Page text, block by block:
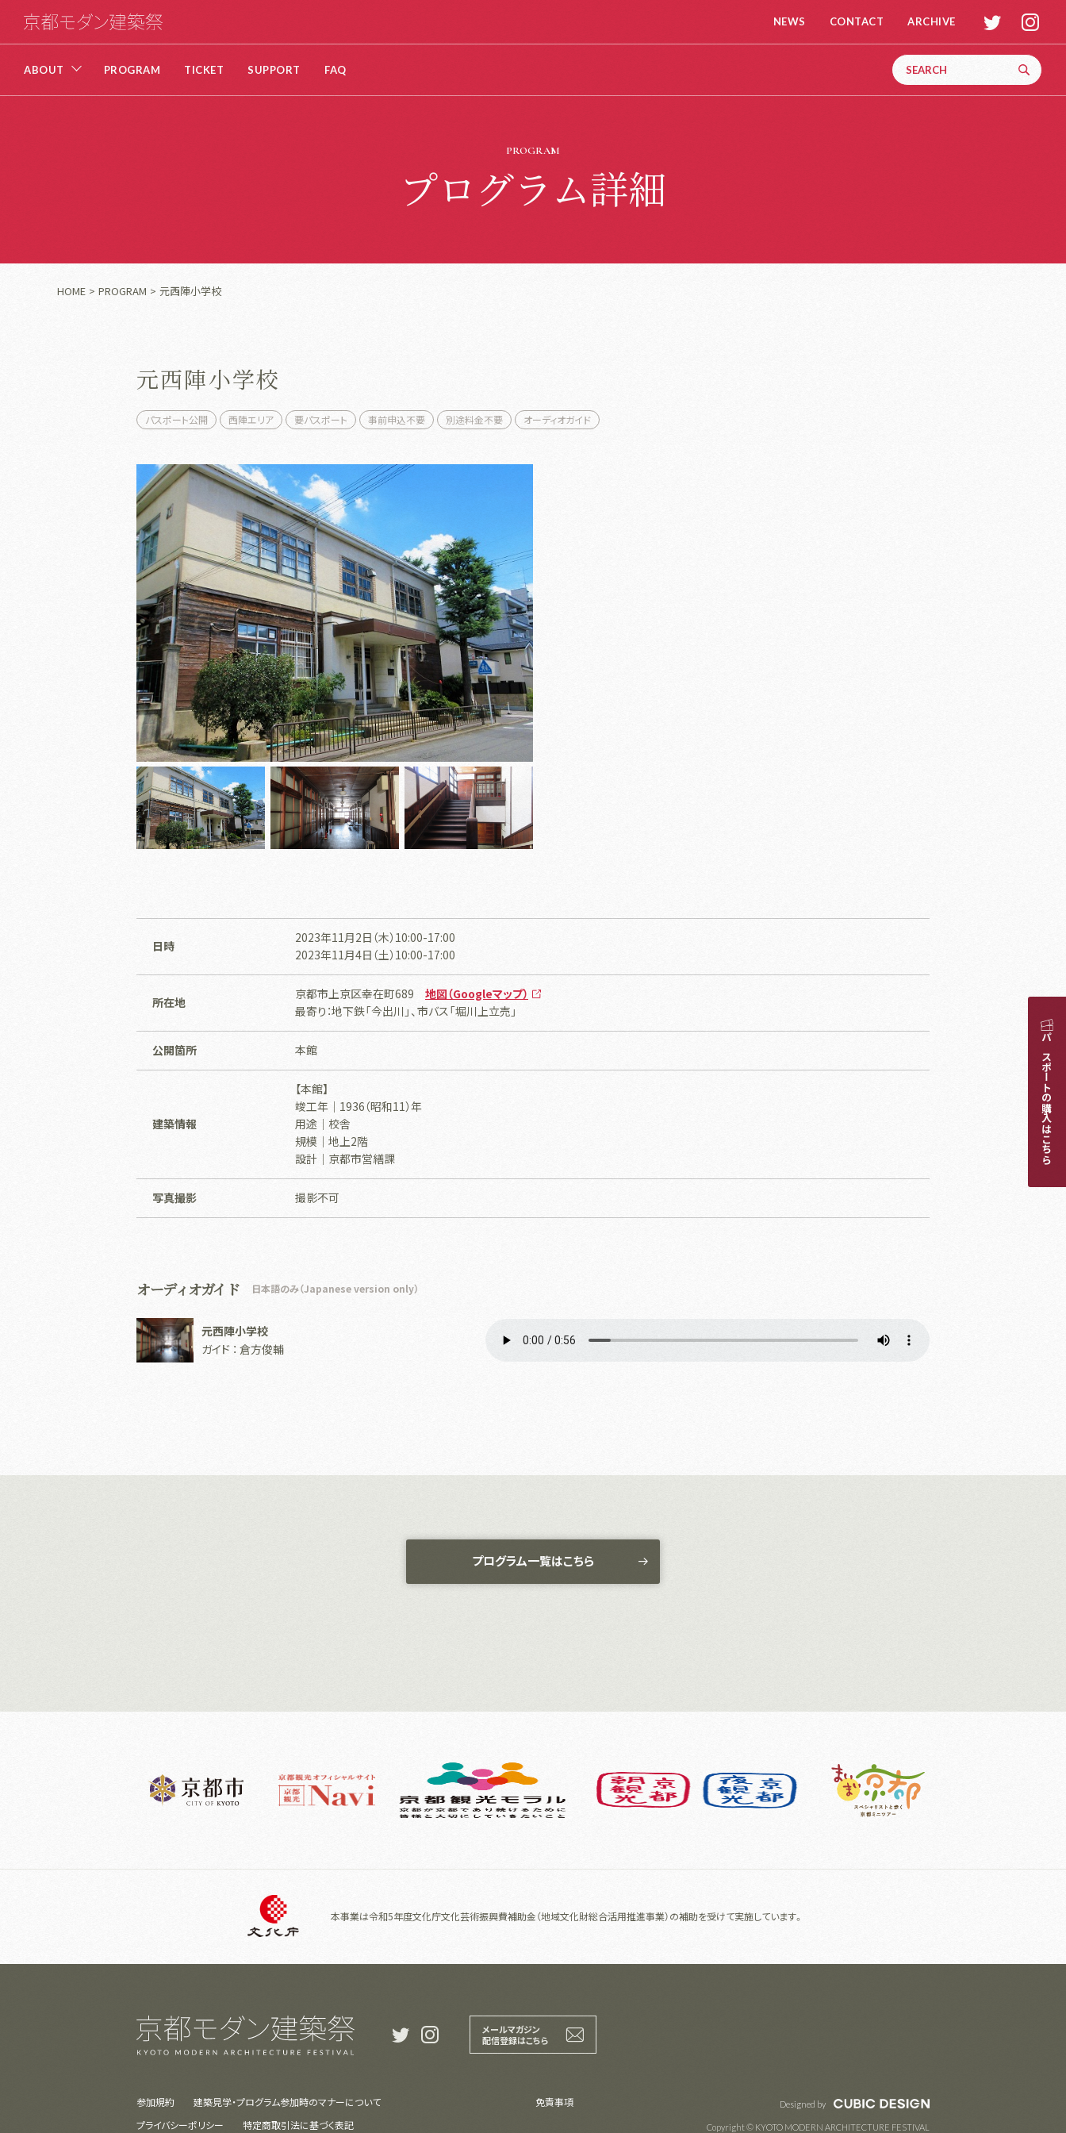
NEWS CONTACT ARCHIVE t i
ABOUT PROGRAM TICKET SUPPORT FAQ
PROGRAM
プログラム詳細
HOME PROGRAM 元西陣小学校
元西陣小学校
パスポート公開 西陣エリア 要パスポート 事前申込不要 別途料金不要 オーディオガイド
日時
2023年11月2日（木）10:00-17:00
2023年11月4日（土）10:00-17:00
所在地
京都市上京区幸在町689 地図（Googleマップ）
最寄り：地下鉄「今出川」、市バス「堀川上立売」
公開箇所 本館
建築情報
【本館】
竣工年｜1936（昭和11）年
用途｜校舎
規模｜地上2階
設計｜京都市営繕課
写真撮影 撮影不可
オーディオガイド 日本語のみ（Japanese version only）
元西陣小学校
ガイド ： 倉方俊輔
プログラム一覧はこちら
本事業は令和5年度文化庁文化芸術振興費補助金（地域文化財総合活用推進事業）の補助を受けて実施しています。
参加規約 建築見学・プログラム参加時のマナーについて
免責事項
プライバシーポリシー
特定商取引法に基づく表記
t i
メールマガジン
配信登録はこちら
Designed by
Copyright © KYOTO MODERN ARCHITECTURE FESTIVAL
パスポートの購入はこちら